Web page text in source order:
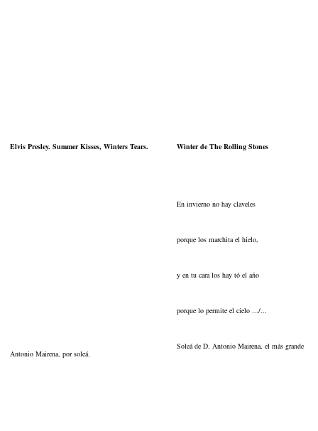
Elvis Presley. Summer Kisses, Winters Tears. Winter de The Rolling Stones
Antonio Mairena, por soleá.
En invierno no hay claveles
porque los marchita el hielo,
y en tu cara los hay tó el año
porque lo permite el cielo .../...
Soleá de D. Antonio Mairena, el más grande